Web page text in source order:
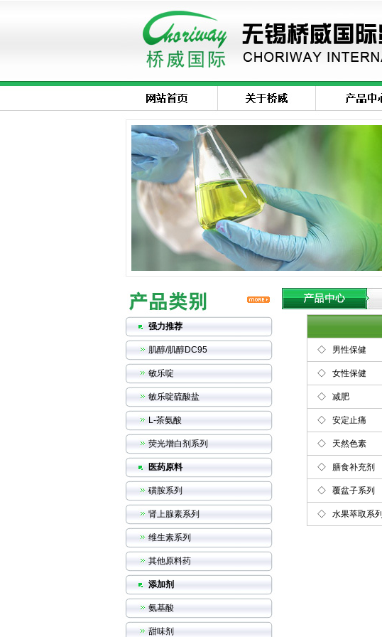
强力推荐
肌醇/肌醇DC95
敏乐啶
敏乐啶硫酸盐
L-茶氨酸
荧光增白剂系列
医药原料
磺胺系列
肾上腺素系列
维生素系列
其他原料药
添加剂
氨基酸
甜味剂
◇ 男性保健
◇ 女性保健
◇ 减肥
◇ 安定止痛
◇ 天然色素
◇ 膳食补充剂
◇ 覆盆子系列
◇ 水果萃取系列